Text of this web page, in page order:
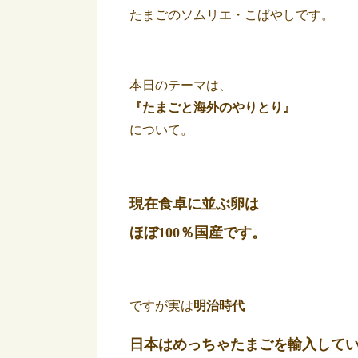
たまごのソムリエ・こばやしです。
本日のテーマは、
『たまごと海外のやりとり』
について。
現在食卓に並ぶ卵は
ほぼ100％国産です。
ですが実は明治時代
日本はめっちゃたまごを輸入してい